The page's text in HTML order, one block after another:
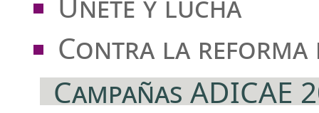
Contra la reforma
Campañas ADICAE